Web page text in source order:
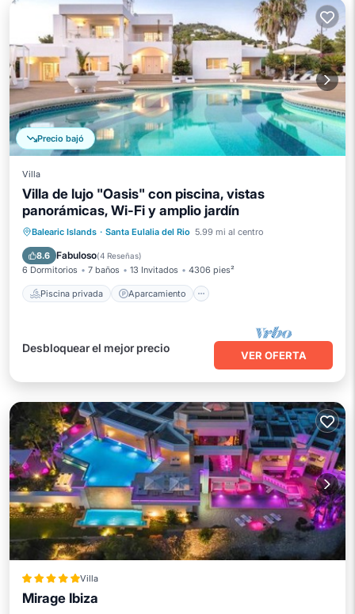
Precio bajó
Villa
Villa de lujo "Oasis" con piscina, vistas
panorámicas, Wi-Fi y amplio jardín
Balearic Islands · Santa Eulalia del Rio 5.99 mi al centro
8.6 Fabuloso(4 Reseñas)
6 Dormitorios 7 baños 13 Invitados 4306 pies²
Piscina privada Aparcamiento
Piscina privada
Aparcamiento
Piscina
Desbloquear el mejor precio
VER OFERTA
Villa
Mirage IbizaPiscina privada